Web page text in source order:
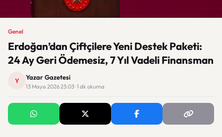
Genel
Erdoğan’dan Çiftçilere Yeni Destek Paketi:
24 Ay Geri Ödemesiz, 7 Yıl Vadeli Finansman
Y Yazar Gazetesi
13 Mayıs 2026 23:03 · 1 dk okuma